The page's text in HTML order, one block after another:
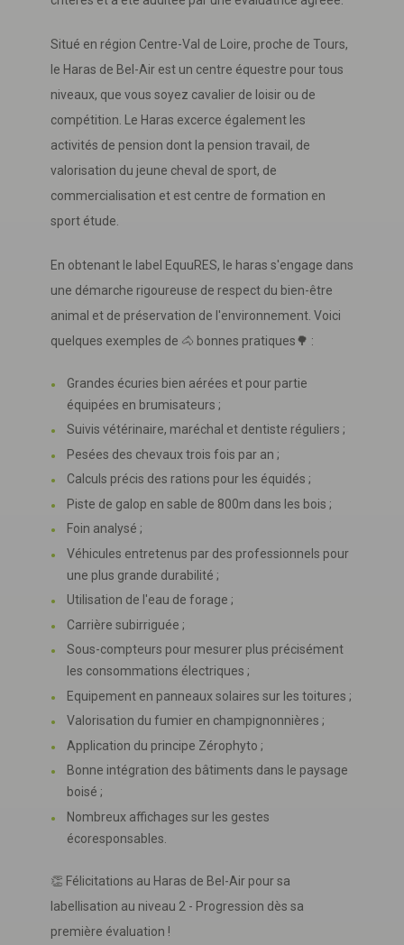
Situé en région Centre-Val de Loire, proche de Tours,
le Haras de Bel-Air est un centre équestre pour tous
niveaux, que vous soyez cavalier de loisir ou de
compétition. Le Haras excerce également les
activités de pension dont la pension travail, de
valorisation du jeune cheval de sport, de
commercialisation et est centre de formation en
sport étude.
En obtenant le label EquuRES, le haras s'engage dans
une démarche rigoureuse de respect du bien-être
animal et de préservation de l'environnement. Voici
quelques exemples de 🐴 bonnes pratiques🌳 :
Grandes écuries bien aérées et pour partie
équipées en brumisateurs ;
Suivis vétérinaire, maréchal et dentiste réguliers ;
Pesées des chevaux trois fois par an ;
Calculs précis des rations pour les équidés ;
Piste de galop en sable de 800m dans les bois ;
Foin analysé ;
Véhicules entretenus par des professionnels pour
une plus grande durabilité ;
Utilisation de l'eau de forage ;
Carrière subirriguée ;
Sous-compteurs pour mesurer plus précisément
les consommations électriques ;
Equipement en panneaux solaires sur les toitures ;
Valorisation du fumier en champignonnières ;
Application du principe Zérophyto ;
Bonne intégration des bâtiments dans le paysage
boisé ;
Nombreux affichages sur les gestes
écoresponsables.
👏 Félicitations au Haras de Bel-Air pour sa
labellisation au niveau 2 - Progression dès sa
première évaluation !